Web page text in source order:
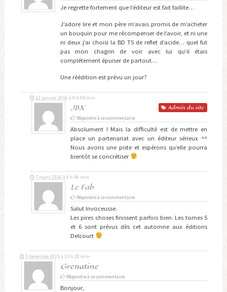
Je regrette fortement que l’éditeur est fait faillite…
J’adore lire et mon père m’avais promis de m’acheter
un bouquin pour me récompenser de l’avoir, et ni une
ni deux j’ai choisi la BD T5 de reflet d’acide… quel fut
pas mon chagrin de voir avec lui qu’il étais
complétement épuiser de partout…
Une réédition est prévu un jour?
JBX Admin du site
12 janvier 2016 à 0 h 04 min
Répondre à ce commentaire
Absolument ! Mais la difficulté est de mettre en
place un partenariat avec un éditeur sérieux ^^
Nous avons une piste et espérons qu’elle pourra
bientôt se concrétiser
Le Fab
7 mars 2016 à 9 h 46 min
Répondre à ce commentaire
Salut Invoceusse.
Les pires choses finissent parfois bien. Les tomes 5
et 6 sont prévus dès cet automne aux éditions
Delcourt
Grenatine
3 décembre 2015 à 11 h 28 min
Répondre à ce commentaire
Bonjour,